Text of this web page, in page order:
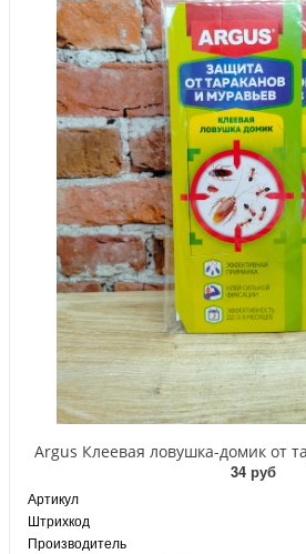
Argus Клеевая ловушка-домик от
34 руб
Артикул
Штрихкод
Производитель